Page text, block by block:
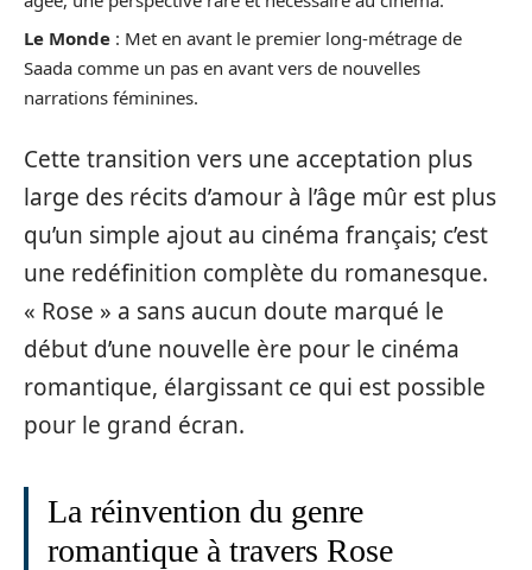
Le Monde : Met en avant le premier long-métrage de
Saada comme un pas en avant vers de nouvelles
narrations féminines.
Cette transition vers une acceptation plus
large des récits d’amour à l’âge mûr est plus
qu’un simple ajout au cinéma français; c’est
une redéfinition complète du romanesque.
« Rose » a sans aucun doute marqué le
début d’une nouvelle ère pour le cinéma
romantique, élargissant ce qui est possible
pour le grand écran.
La réinvention du genre
romantique à travers Rose